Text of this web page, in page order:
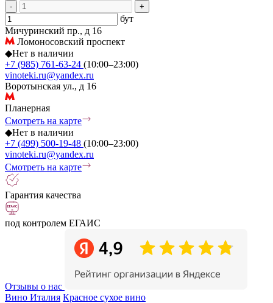
- +
бут
Мичуринский пр., д 16
Ломоносовский проспект
◆Нет в наличии
+7 (985) 761-63-24 (10:00–23:00)
vinoteki.ru@yandex.ru
Воротынская ул., д 16
Планерная
Смотреть на карте
◆Нет в наличии
+7 (499) 500-19-48 (10:00–23:00)
vinoteki.ru@yandex.ru
Смотреть на карте
Гарантия качества
под контролем ЕГАИС
Отзывы о нас
Вино Италия Красное сухое вино